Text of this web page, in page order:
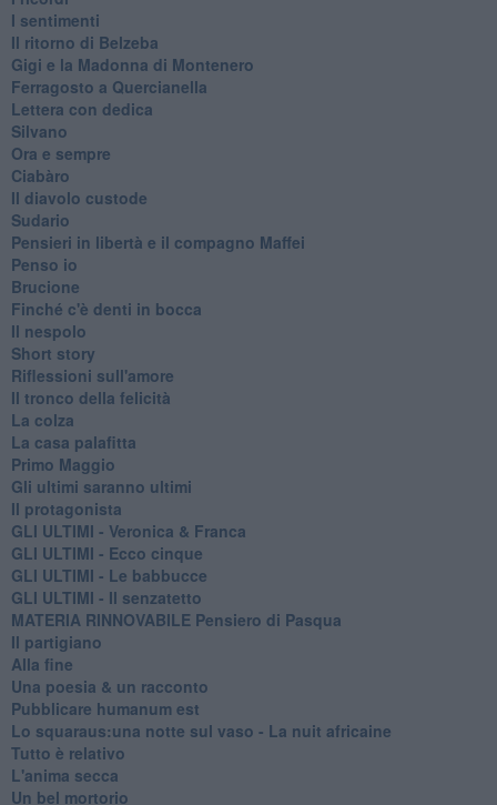
I sentimenti
Il ritorno di Belzeba
Gigi e la Madonna di Montenero
Ferragosto a Quercianella
Lettera con dedica
Silvano
Ora e sempre
Ciabàro
Il diavolo custode
Sudario
Pensieri in libertà e il compagno Maffei
Penso io
Brucione
Finché c'è denti in bocca
Il nespolo
Short story
Riflessioni sull'amore
Il tronco della felicità
La colza
La casa palafitta
Primo Maggio
Gli ultimi saranno ultimi
Il protagonista
GLI ULTIMI - Veronica & Franca
GLI ULTIMI - Ecco cinque
GLI ULTIMI - Le babbucce
GLI ULTIMI - Il senzatetto
MATERIA RINNOVABILE Pensiero di Pasqua
Il partigiano
Alla fine
Una poesia & un racconto
Pubblicare humanum est
Lo squaraus:una notte sul vaso - La nuit africaine
Tutto è relativo
L'anima secca
Un bel mortorio